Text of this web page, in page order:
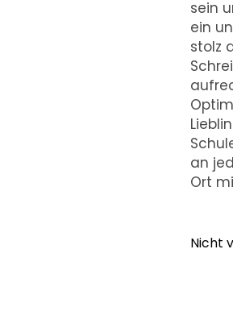
sein
ein
stolz
an
Ort
Nicht